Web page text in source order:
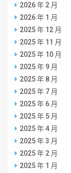
2026 年 2 月
2026 年 1 月
2025 年 12 月
2025 年 11 月
2025 年 10 月
2025 年 9 月
2025 年 8 月
2025 年 7 月
2025 年 6 月
2025 年 5 月
2025 年 4 月
2025 年 3 月
2025 年 2 月
2025 年 1 月